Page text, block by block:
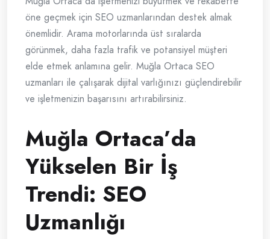
öne geçmek için SEO uzmanlarından destek almak
önemlidir. Arama motorlarında üst sıralarda
görünmek, daha fazla trafik ve potansiyel müşteri
elde etmek anlamına gelir. Muğla Ortaca SEO
uzmanları ile çalışarak dijital varlığınızı güçlendirebilir
ve işletmenizin başarısını artırabilirsiniz.
Muğla Ortaca’da
Yükselen Bir İş
Trendi: SEO
Uzmanlığı